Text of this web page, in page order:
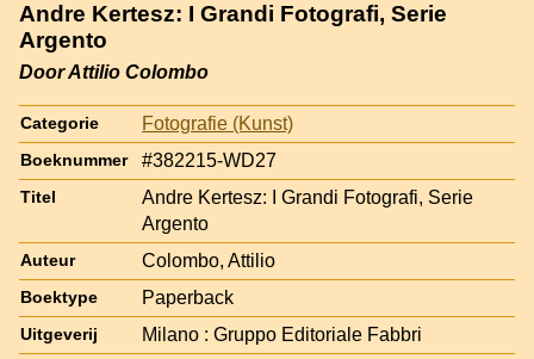
Andre Kertesz: I Grandi Fotografi, Serie
Argento
Door Attilio Colombo
Categorie Fotografie (Kunst)
Boeknummer #382215-WD27
Titel
Andre Kertesz: I Grandi Fotografi, Serie
Argento
Auteur Colombo, Attilio
Boektype Paperback
Uitgeverij Milano : Gruppo Editoriale Fabbri